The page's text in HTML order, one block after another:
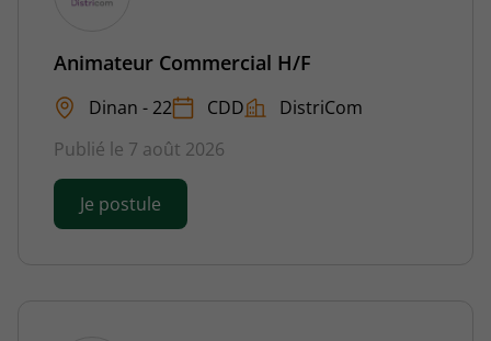
Animateur Commercial H/F
Dinan - 22 CDD
DistriCom
Publié le 7 août 2026
Je postule